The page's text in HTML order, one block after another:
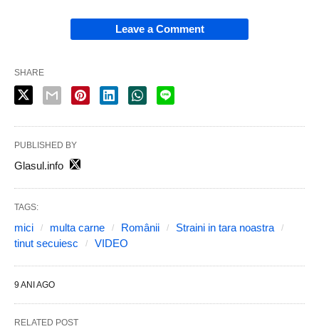
Leave a Comment
SHARE
PUBLISHED BY
Glasul.info
TAGS:
mici multa carne Românii
Straini in tara noastra
tinut secuiesc
VIDEO
9 ANI AGO
RELATED POST